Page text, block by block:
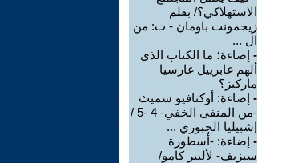
الاستهلاكي؟/ بقلم
زيجمونت باومان - ت: من
ال ...
- إضاءة؛ ما الكتاب الذي
ألهم غابرييل غارسيا
ماركيز؟
- إضاءة: أوكتافيو سميث
-من المنفى الخفي- 4 -5 /
إشبيليا الجبوري ...
- إضاءة: -أسطورة
سيزيف- لألبير كامو/